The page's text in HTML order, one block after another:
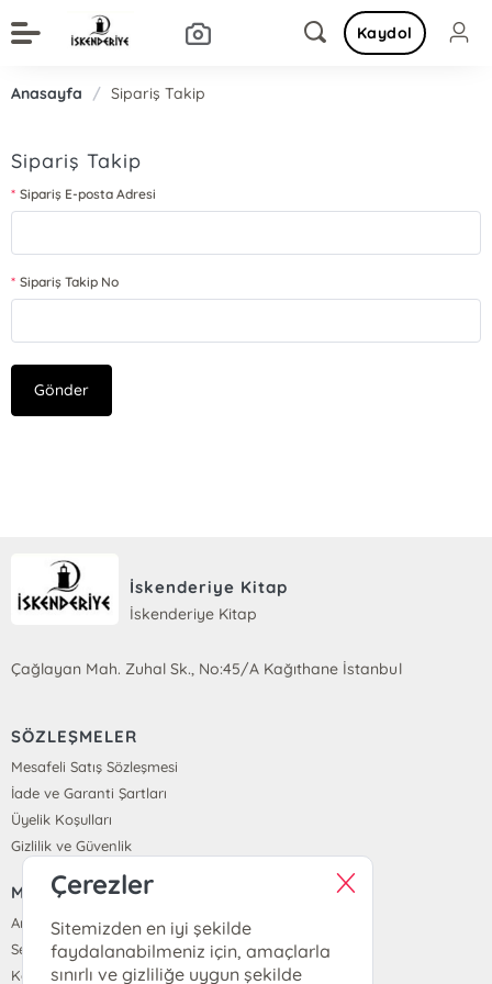
Kaydol
Anasayfa / Sipariş Takip
Sipariş Takip
Sipariş E-posta Adresi
Sipariş Takip No
Gönder
İskenderiye Kitap
İskenderiye Kitap
Çağlayan Mah. Zuhal Sk., No:45/A Kağıthane İstanbul
SÖZLEŞMELER
Mesafeli Satış Sözleşmesi
İade ve Garanti Şartları
Üyelik Koşulları
Gizlilik ve Güvenlik
MENÜ
Anasayfa
Sepetim
Kayıt Ol
Çerezler
Sitemizden en iyi şekilde
faydalanabilmeniz için, amaçlarla
sınırlı ve gizliliğe uygun şekilde